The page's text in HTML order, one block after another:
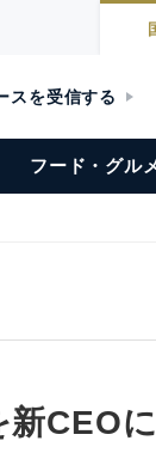
スを受信する
フード・グル
CEO